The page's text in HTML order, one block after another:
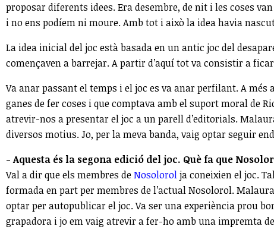
proposar diferents idees. Era desembre, de nit i les coses
i no ens podíem ni moure. Amb tot i això la idea havia
La idea inicial del joc està basada en un antic joc del
començaven a barrejar. A partir d’aquí tot va consistir a
Va anar passant el temps i el joc es va anar perfilant. A
ganes de fer coses i que comptava amb el suport moral de
atrevir-nos a presentar el joc a un parell d’editorials.
diversos motius. Jo, per la meva banda, vaig optar seguir
- Aquesta és la segona edició del joc. Què fa que
Val a dir que els membres deNosolorolja coneixien el joc.
formada en part per membres de l’actual Nosolorol.
optar per autopublicar el joc. Va ser una experiència prou
grapadora i jo em vaig atrevir a fer-ho amb una impremta